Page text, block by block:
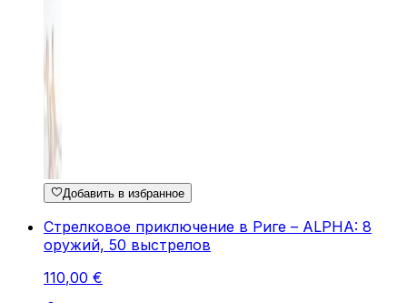
Добавить в избранное
Стрелковое приключение в Риге – ALPHA: 8
оружий, 50 выстрелов
110,00 €